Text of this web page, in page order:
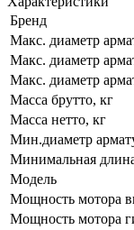
Бренд
Макс. диаметр
Макс. диаметр
Макс. диаметр
Масса брутто, кг
Масса нетто, кг
Мин.диаметр
Минимальная
Модель
Мощность мотора
Мощность мотора